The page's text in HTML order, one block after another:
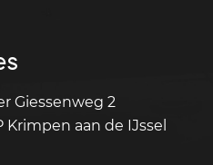
Giessenweg 2
Krimpen aan de IJssel